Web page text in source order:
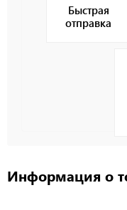
Быстрая
отправка
Информация о